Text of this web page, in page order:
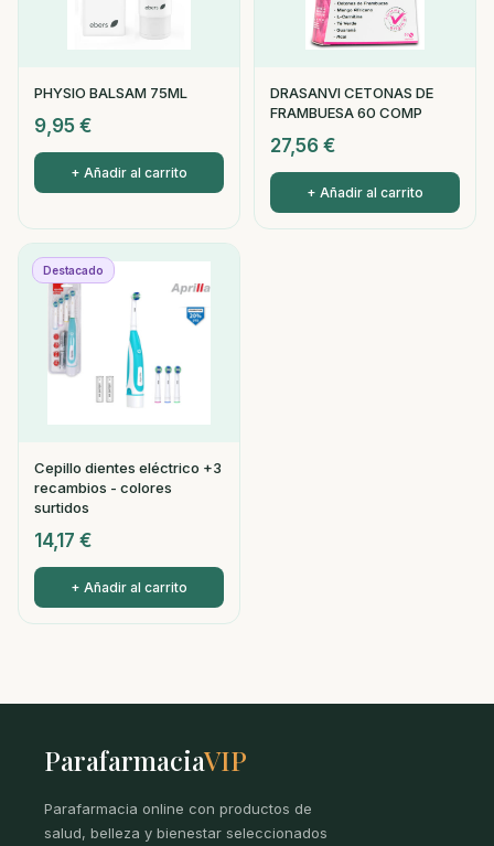
PHYSIO BALSAM 75ML
9,95 €
+ Añadir al carrito
DRASANVI CETONAS DE
FRAMBUESA 60 COMP
27,56 €
+ Añadir al carrito
Destacado
Cepillo dientes eléctrico +3
recambios - colores
surtidos
14,17 €
+ Añadir al carrito
ParafarmaciaVIP
Parafarmacia online con productos de
salud, belleza y bienestar seleccionados